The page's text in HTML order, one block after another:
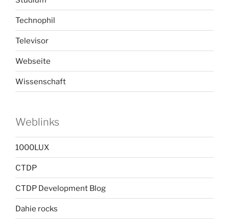
Technophil
Televisor
Webseite
Wissenschaft
Weblinks
1000LUX
CTDP
CTDP Development Blog
Dahie rocks